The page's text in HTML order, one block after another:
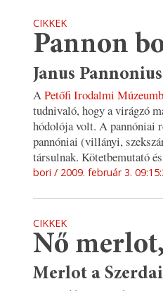
CIKKEK
Pannon
Janus
APetőfi Irodalmi
tudnivaló, hogy a virágzó
hódolója volt. A pannóniai
pannóniai (villányi,
társulnak. Kötetbemutató
bori 2009. február 3.
CIKKEK
Nő
Merlot a